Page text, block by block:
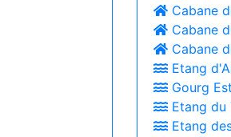
Cabane
Cabane
Cabane
Etang
Gourg
Etang du
Etang